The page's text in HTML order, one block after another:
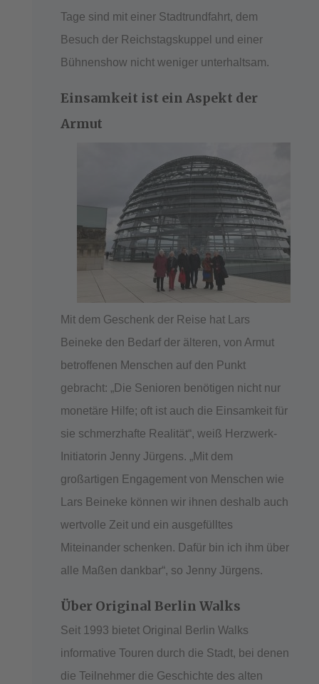
Tage sind mit einer Stadtrundfahrt, dem
Besuch der Reichstagskuppel und einer
Bühnenshow nicht weniger unterhaltsam.
Einsamkeit ist ein Aspekt der
Armut
Mit dem Geschenk der Reise hat Lars
Beineke den Bedarf der älteren, von Armut
betroffenen Menschen auf den Punkt
gebracht: „Die Senioren benötigen nicht nur
monetäre Hilfe; oft ist auch die Einsamkeit für
sie schmerzhafte Realität“, weiß Herzwerk-
Initiatorin Jenny Jürgens. „Mit dem
großartigen Engagement von Menschen wie
Lars Beineke können wir ihnen deshalb auch
wertvolle Zeit und ein ausgefülltes
Miteinander schenken. Dafür bin ich ihm über
alle Maßen dankbar“, so Jenny Jürgens.
Über Original Berlin Walks
Seit 1993 bietet Original Berlin Walks
informative Touren durch die Stadt, bei denen
die Teilnehmer die Geschichte des alten